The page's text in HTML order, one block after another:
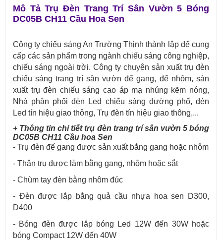
Mô Tả Trụ Đèn Trang Trí Sân Vườn 5 Bóng
DC05B CH11 Cầu Hoa Sen
Công ty chiếu sáng An Trường Thịnh thành lập để cung
cấp các sản phẩm trong ngành chiếu sáng công nghiệp,
chiếu sáng ngoài trời. Công ty chuyên sản xuất trụ đèn
chiếu sáng trang trí sân vườn đế gang, đế nhôm, sản
xuất trụ đèn chiếu sáng cao áp mạ nhúng kẽm nóng,
Nhà phân phối đèn Led chiếu sáng đường phố, đèn
Led tín hiệu giao thông, Trụ đèn tín hiệu giao thông,...
+ Thông tin chi tiết trụ đèn trang trí sân vườn 5 bóng
DC05B CH11 Cầu hoa Sen
- Trụ đèn đế gang được sản xuất bằng gang hoặc nhôm
- Thân trụ được làm bằng gang, nhôm hoặc sắt
- Chùm tay đèn bằng nhôm đúc
- Đèn được lắp bằng quả cầu nhựa hoa sen D300,
D400
- Bóng đèn được lắp bóng Led 12W đến 30W hoặc
bóng Compact 12W đến 40W